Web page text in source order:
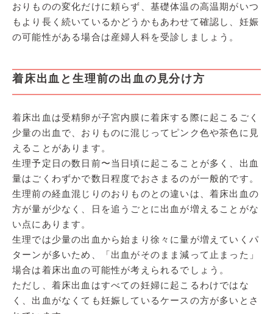
おりものの変化だけに頼らず、基礎体温の高温期がいつ
もより長く続いているかどうかもあわせて確認し、妊娠
の可能性がある場合は産婦人科を受診しましょう。
着床出血と生理前の出血の見分け方
着床出血は受精卵が子宮内膜に着床する際に起こるごく
少量の出血で、おりものに混じってピンク色や茶色に見
えることがあります。
生理予定日の数日前〜当日頃に起こることが多く、出血
量はごくわずかで数日程度でおさまるのが一般的です。
生理前の経血混じりのおりものとの違いは、着床出血の
方が量が少なく、日を追うごとに出血が増えることがな
い点にあります。
生理では少量の出血から始まり徐々に量が増えていくパ
ターンが多いため、「出血がそのまま減って止まった」
場合は着床出血の可能性が考えられるでしょう。
ただし、着床出血はすべての妊婦に起こるわけではな
く、出血がなくても妊娠しているケースの方が多いとさ